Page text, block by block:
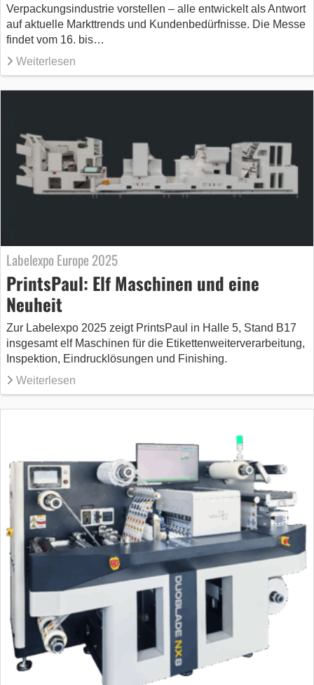
Verpackungsindustrie vorstellen – alle entwickelt als Antwort
auf aktuelle Markttrends und Kundenbedürfnisse. Die Messe
findet vom 16. bis…
Weiterlesen
Labelexpo Europe 2025
PrintsPaul: Elf Maschinen und eine
Neuheit
Zur Labelexpo 2025 zeigt PrintsPaul in Halle 5, Stand B17
insgesamt elf Maschinen für die Etikettenweiterverarbeitung,
Inspektion, Eindrucklösungen und Finishing.
Weiterlesen